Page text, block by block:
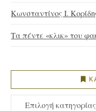
Κωνσταντίνος Ι.
Τα πέντε «κλικ» του
ΚΑΤΗΓΟΡΙΕΣ